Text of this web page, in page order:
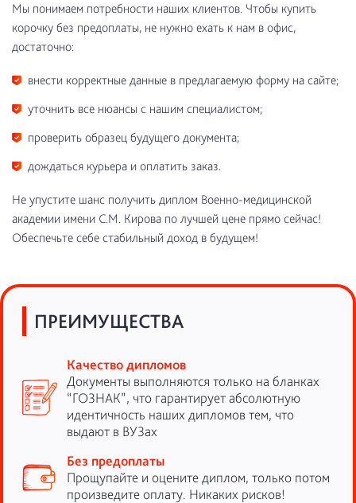
Мы понимаем потребности наших клиентов. Чтобы купить
корочку без предоплаты, не нужно ехать к нам в офис,
достаточно:
внести корректные данные в предлагаемую форму на сайте;
уточнить все нюансы с нашим специалистом;
проверить образец будущего документа;
дождаться курьера и оплатить заказ.
Не упустите шанс получить диплом Военно-медицинской
академии имени С.М. Кирова по лучшей цене прямо сейчас!
Обеспечьте себе стабильный доход в будущем!
ПРЕИМУЩЕСТВА
Качество дипломов
Документы выполняются только на бланках
“ГОЗНАК”, что гарантирует абсолютную
идентичность наших дипломов тем, что
выдают в ВУЗах
Без предоплаты
Прощупайте и оцените диплом, только потом
произведите оплату. Никаких рисков!